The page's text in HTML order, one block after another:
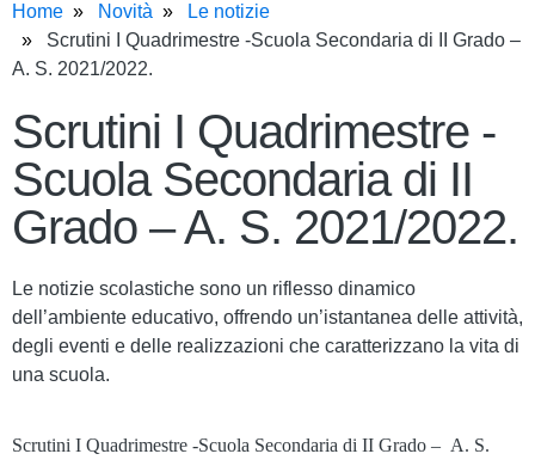
Home Novità
Le notizie
Scrutini I Quadrimestre -Scuola Secondaria di II Grado –
A. S. 2021/2022.
Scrutini I Quadrimestre -
Scuola Secondaria di II
Grado – A. S. 2021/2022.
Le notizie scolastiche sono un riflesso dinamico
dell’ambiente educativo, offrendo un’istantanea delle attività,
degli eventi e delle realizzazioni che caratterizzano la vita di
una scuola.
Scrutini I Quadrimestre -Scuola Secondaria di II Grado – A. S.